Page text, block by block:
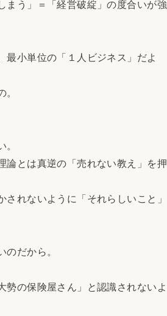
う」＝「経営破綻」の度合いが強
小単位の「１人ビジネス」だよ
とは真逆の「売れない教え」を押
れないように「それらしいこと」
だから。
の保険屋さん」と認識されないよ